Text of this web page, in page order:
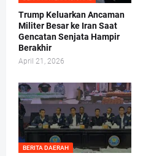
Trump Keluarkan Ancaman
Militer Besar ke Iran Saat
Gencatan Senjata Hampir
Berakhir
April 21, 2026
BERITA DAERAH